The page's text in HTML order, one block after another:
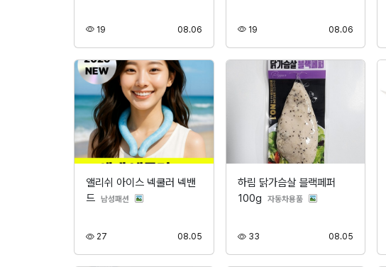
19 08.06등록 19조회 08.06
앨리쉬 아이스 넥쿨러 넥밴
드 남성패션 분류
27 08.05등록
하림 닭가슴살 블랙페퍼
100g
자동차용품분류
33조회 08.05